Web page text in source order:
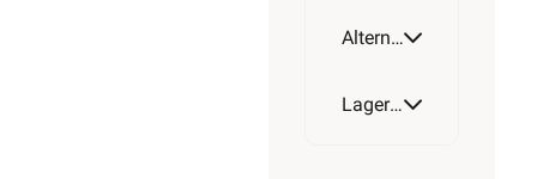
Alternative artikler
Lagerstatus